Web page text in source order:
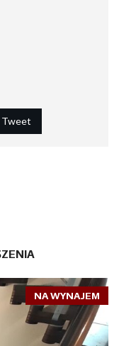
Tweet
NA WYNAJEM